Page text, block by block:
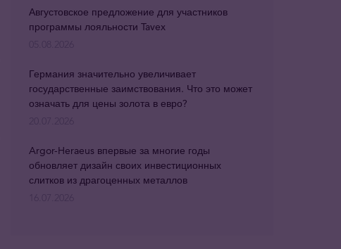
Августовское предложение для участников
программы лояльности Tavex
Германия значительно увеличивает
государственные заимствования. Что это может
означать для цены золота в евро?
Argor-Heraeus впервые за многие годы
обновляет дизайн своих инвестиционных
слитков из драгоценных металлов